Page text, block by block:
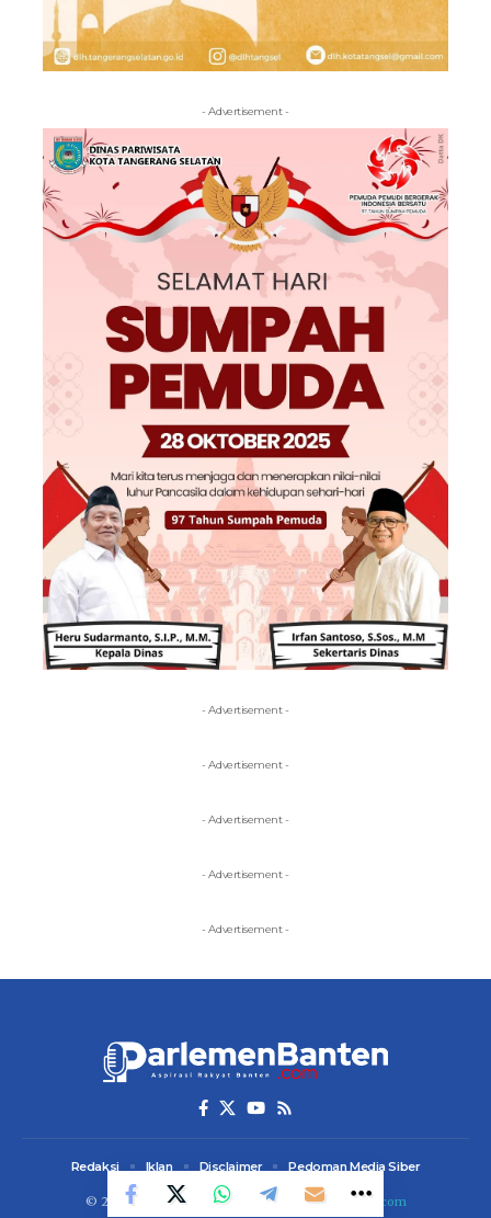
- Advertisement -
- Advertisement -
- Advertisement -
- Advertisement -
- Advertisement -
- Advertisement -
© 2023 ParlemenBanten. Designed by dezainin.com
Redaksi Iklan Disclaimer Pedoman Media Siber